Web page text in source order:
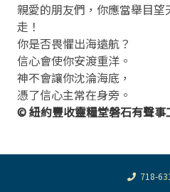
親愛的朋友們，你應當舉目
走！
你是否畏懼出海遠航？
信心會使你安渡重洋。
神不會讓你沈淪海底，
憑了信心主常在身旁。
© 紐約豐收靈糧堂磐石有聲事
718-